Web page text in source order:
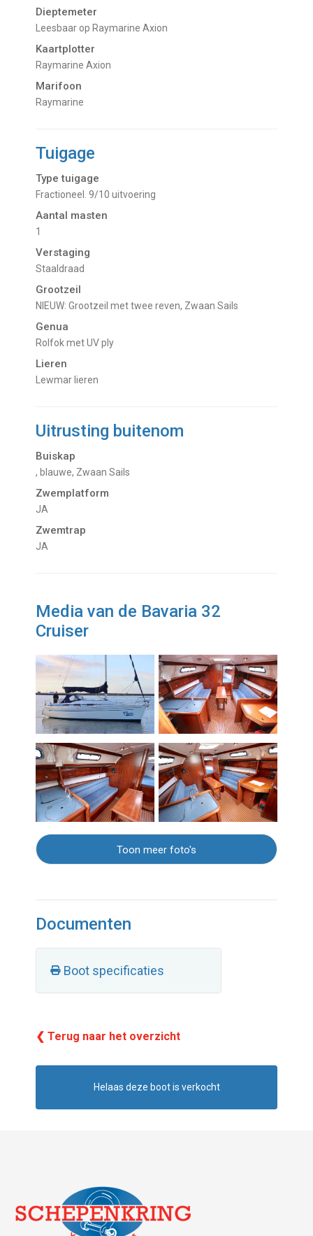
Dieptemeter
Leesbaar op Raymarine Axion
Kaartplotter
Raymarine Axion
Marifoon
Raymarine
Tuigage
Type tuigage
Fractioneel. 9/10 uitvoering
Aantal masten
1
Verstaging
Staaldraad
Grootzeil
NIEUW: Grootzeil met twee reven, Zwaan Sails
Genua
Rolfok met UV ply
Lieren
Lewmar lieren
Uitrusting buitenom
Buiskap
, blauwe, Zwaan Sails
Zwemplatform
JA
Zwemtrap
JA
Media van de Bavaria 32
Cruiser
Toon meer foto's
Documenten
Boot specificaties
❮ Terug naar het overzicht
Helaas deze boot is verkocht